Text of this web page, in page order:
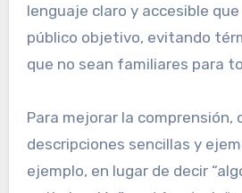
lenguaje claro y accesible
público objetivo, evitando
que no sean familiares para
Para mejorar la comprensión,
descripciones sencillas y
ejemplo, en lugar de decir